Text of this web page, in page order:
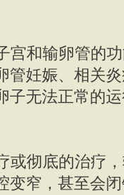
和输卵管的
管妊娠、相关
子无法正常的
彻底的治疗
变窄，甚至会